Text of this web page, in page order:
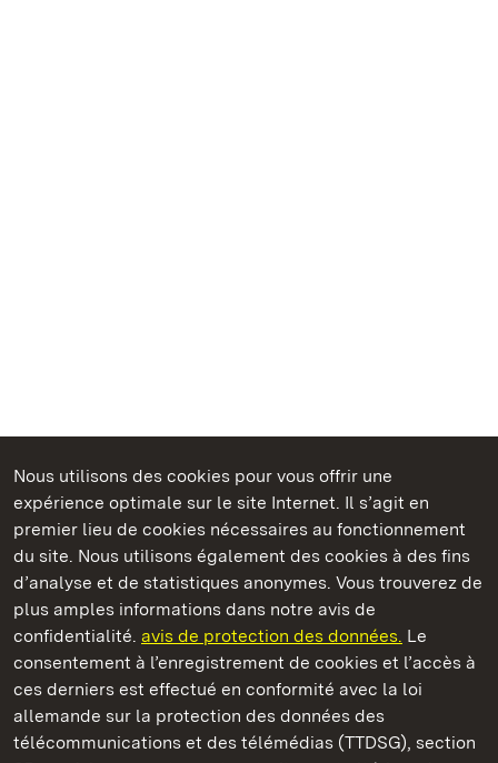
Nous utilisons des cookies pour vous offrir une
expérience optimale sur le site Internet. Il s’agit en
premier lieu de cookies nécessaires au fonctionnement
du site. Nous utilisons également des cookies à des fins
d’analyse et de statistiques anonymes. Vous trouverez de
plus amples informations dans notre avis de
confidentialité. avis de protection des données. Le
consentement à l’enregistrement de cookies et l’accès à
ces derniers est effectué en conformité avec la loi
allemande sur la protection des données des
télécommunications et des télémédias (TTDSG), section
Châteaux et jardins publics du Bade-Wurtemberg
Château de Solitude
Châteaux et jardins publics du Bade-Wurtemberg
FAQ et réponsesMentions légalesProtection des données